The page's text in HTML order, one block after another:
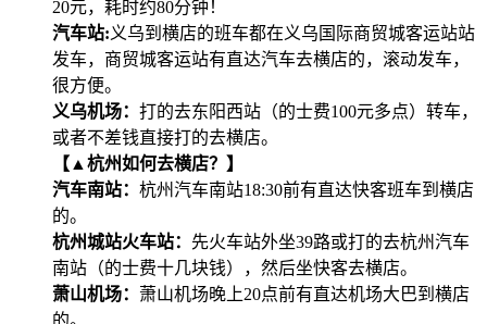
20元，耗时约80分钟！
汽车站:义乌到横店的班车都在义乌国际商贸城客运站站
发车，商贸城客运站有直达汽车去横店的，滚动发车，
很方便。
义乌机场： 打的去东阳西站（的士费100元多点）转车，
或者不差钱直接打的去横店。
【▲杭州如何去横店？】
汽车南站： 杭州汽车南站18:30前有直达快客班车到横店
的。
杭州城站火车站： 先火车站外坐39路或打的去杭州汽车
南站（的士费十几块钱），然后坐快客去横店。
萧山机场： 萧山机场晚上20点前有直达机场大巴到横店